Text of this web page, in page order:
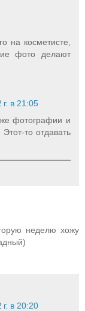
на косметисте,
фото делают
в 21:05
фотографии и
то отдавать
неделю хожу
в 20:20